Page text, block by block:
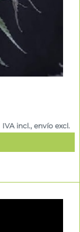
IVA incl., envío excl.